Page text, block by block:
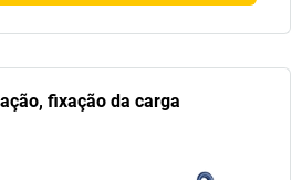
fixação da carga